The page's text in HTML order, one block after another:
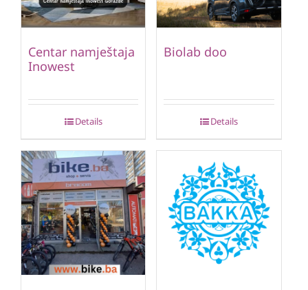
Centar namještaja
Inowest
Details
Biolab doo
Details